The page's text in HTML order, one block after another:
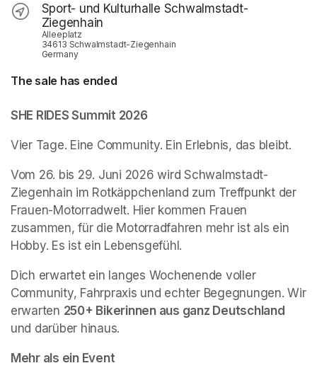
Sport- und Kulturhalle Schwalmstadt-
Ziegenhain
Alleeplatz
34613 Schwalmstadt-Ziegenhain
Germany
The sale has ended
SHE RIDES Summit 2026
Vier Tage. Eine Community. Ein Erlebnis, das bleibt.
Vom 26. bis 29. Juni 2026 wird Schwalmstadt-
Ziegenhain im Rotkäppchenland zum Treffpunkt der
Frauen-Motorradwelt. Hier kommen Frauen
zusammen, für die Motorradfahren mehr ist als ein
Hobby. Es ist ein Lebensgefühl.
Dich erwartet ein langes Wochenende voller
Community, Fahrpraxis und echter Begegnungen. Wir
erwarten 250+ Bikerinnen aus ganz Deutschland
und darüber hinaus.
Mehr als ein Event